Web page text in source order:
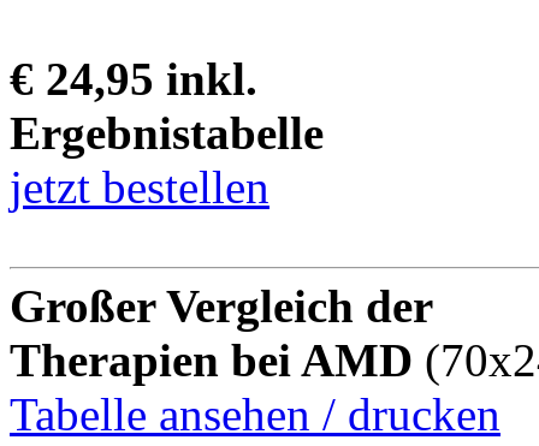
€ 24,95 inkl.
Ergebnistabelle
jetzt bestellen
Großer Vergleich der
Therapien bei AMD
Tabelle ansehen / drucken